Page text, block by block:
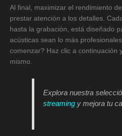
Al final, maximizar el rendimiento
prestar atención a los detalles.
hasta la grabación, está diseñado
acústicas sean lo más
comenzar? Haz clic a continuación
mismo.
Explora nuestra
streaming y mejora tu